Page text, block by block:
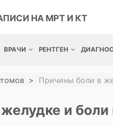
НА МРТ И КТ
ВРАЧИ РЕНТГЕН
Причины боли в
и боли